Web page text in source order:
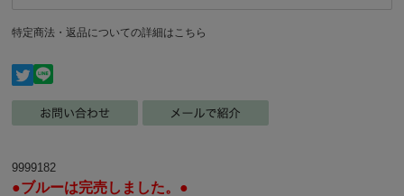
特定商法・返品についての詳細はこちら
9999182
●ブルーは完売しました。●